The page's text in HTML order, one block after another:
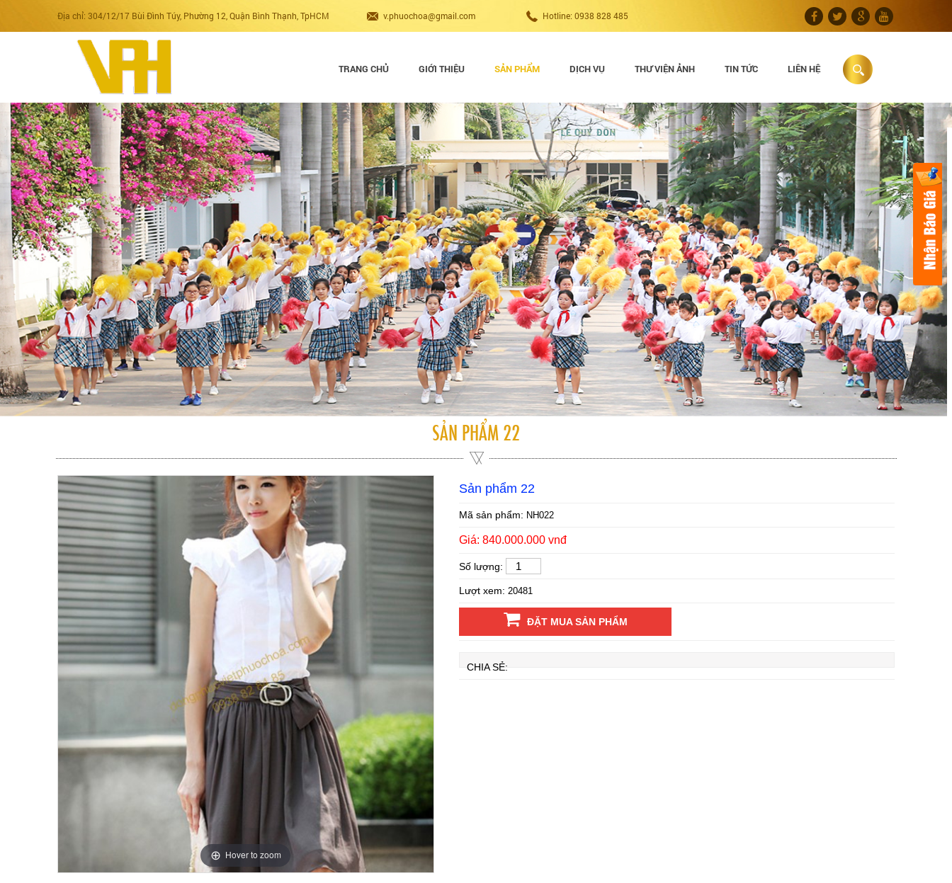
Địa chỉ: 304/12/17 Bùi Đình Túy, Phường 12, Quận Bình Thạnh, TpHCM v.phuochoa@gmail.com Hotline: 0938 828 485
TRANG CHỦ GIỚI THIỆU SẢN PHẨM DỊCH VỤ THƯ VIỆN ẢNH TIN TỨC LIÊN HỆ
SẢN PHẨM 22
Hover to zoom
Sản phẩm 22
Mã sản phẩm: NH022
Giá: 840.000.000 vnđ
Số lượng:
Lượt xem: 20481
ĐẶT MUA SẢN PHẨM
CHIA SẺ: